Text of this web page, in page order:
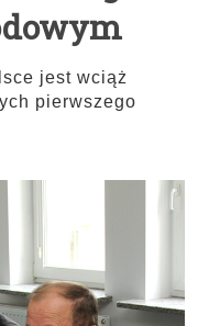
jest wciąż
pierwszego